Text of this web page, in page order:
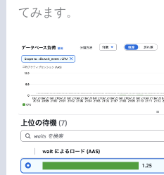
てみます。